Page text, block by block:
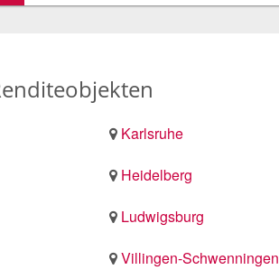
Karlsruhe
Heidelberg
Ludwigsburg
Villingen-Schwenningen